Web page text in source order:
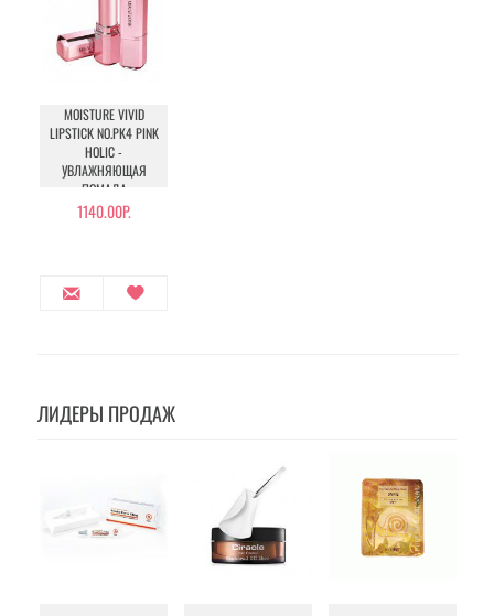
MOISTURE VIVID
LIPSTICK NO.PK4 PINK
HOLIC -
УВЛАЖНЯЮЩАЯ
ПОМАДА
1140.00Р.
ЛИДЕРЫ ПРОДАЖ